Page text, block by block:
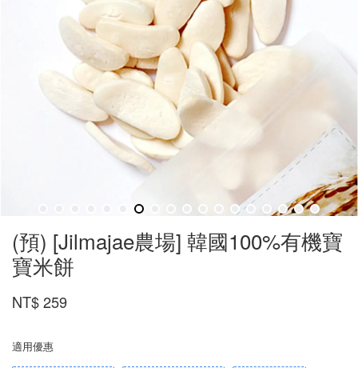
(預) [Jilmajae農場] 韓國100%有機寶
寶米餅
NT$ 259
適用優惠